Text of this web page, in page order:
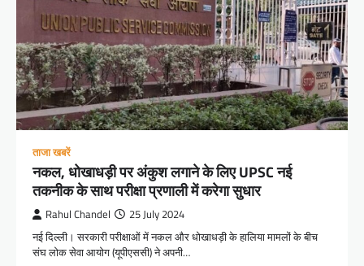
ताजा खबरें
नकल, धोखाधड़ी पर अंकुश लगाने के लिए UPSC नई
तकनीक के साथ परीक्षा प्रणाली में करेगा सुधार
Rahul Chandel 25 July 2024
नई दिल्ली। सरकारी परीक्षाओं में नकल और धोखाधड़ी के हालिया मामलों के बीच
संघ लोक सेवा आयोग (यूपीएससी) ने अपनी…